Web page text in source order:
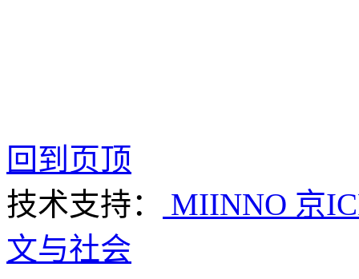
回到页顶
技术支持：
MIINNO 京
文与社会